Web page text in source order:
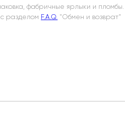
фабричные ярлыки и пломбы.
разделом F.A.Q. "Обмен и возврат"